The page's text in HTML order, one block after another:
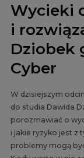
Wycieki
i
Dziobek
Cyber
W dzisiejszym
do studia Dawida
porozmawiać o
i jakie ryzyko jest z
problemy mogą